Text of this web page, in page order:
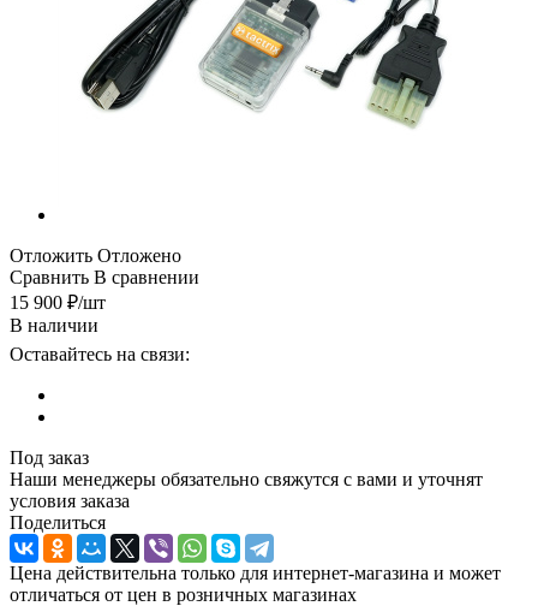
Отложить Отложено
Сравнить В сравнении
15 900 ₽/шт
В наличии
Оставайтесь на связи:
Под заказ
Наши менеджеры обязательно свяжутся с вами и уточнят
условия заказа
Поделиться
Цена действительна только для интернет-магазина и может
отличаться от цен в розничных магазинах